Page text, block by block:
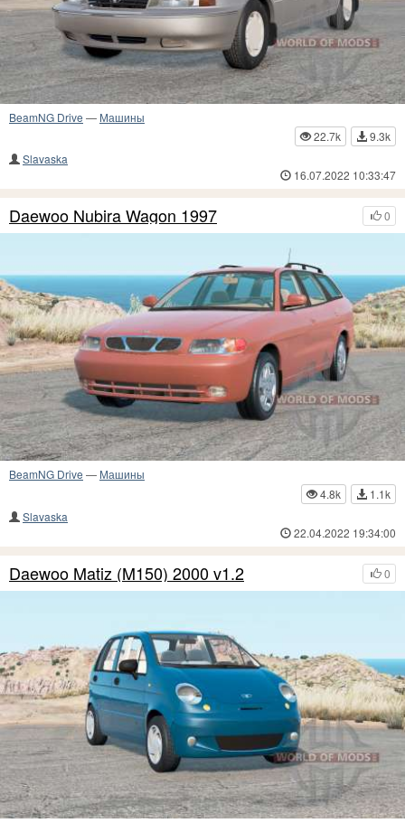
BeamNG Drive — Машины
22.7k
9.3k
Slavaska
16.07.2022 10:33:47
0
Daewoo Nubira Wagon 1997
BeamNG Drive — Машины
4.8k
1.1k
Slavaska
22.04.2022 19:34:00
0
Daewoo Matiz (M150) 2000 v1.2